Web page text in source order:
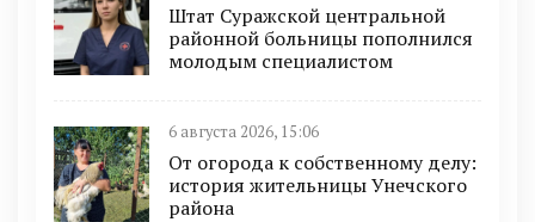
Штат Суражской центральной
районной больницы пополнился
молодым специалистом
6 августа 2026, 15:06
От огорода к собственному делу:
история жительницы Унечского
района